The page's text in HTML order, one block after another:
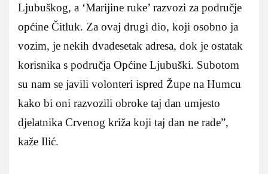
Ljubuškog, a ‘Marijine ruke’ razvozi za područje
općine Čitluk. Za ovaj drugi dio, koji osobno ja
vozim, je nekih dvadesetak adresa, dok je ostatak
korisnika s područja Općine Ljubuški. Subotom
su nam se javili volonteri ispred Župe na Humcu
kako bi oni razvozili obroke taj dan umjesto
djelatnika Crvenog križa koji taj dan ne rade”,
kaže Ilić.